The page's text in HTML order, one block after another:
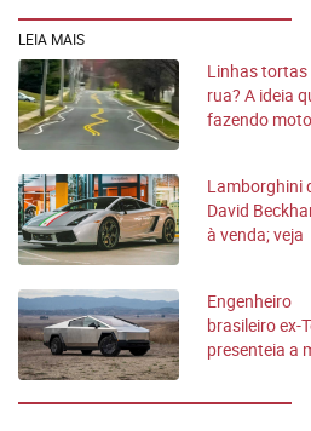
LEIA MAIS
Linhas tortas
rua? A ideia
fazendo
Lamborghini
David
à venda; veja
Engenheiro
brasileiro ex-
presenteia a